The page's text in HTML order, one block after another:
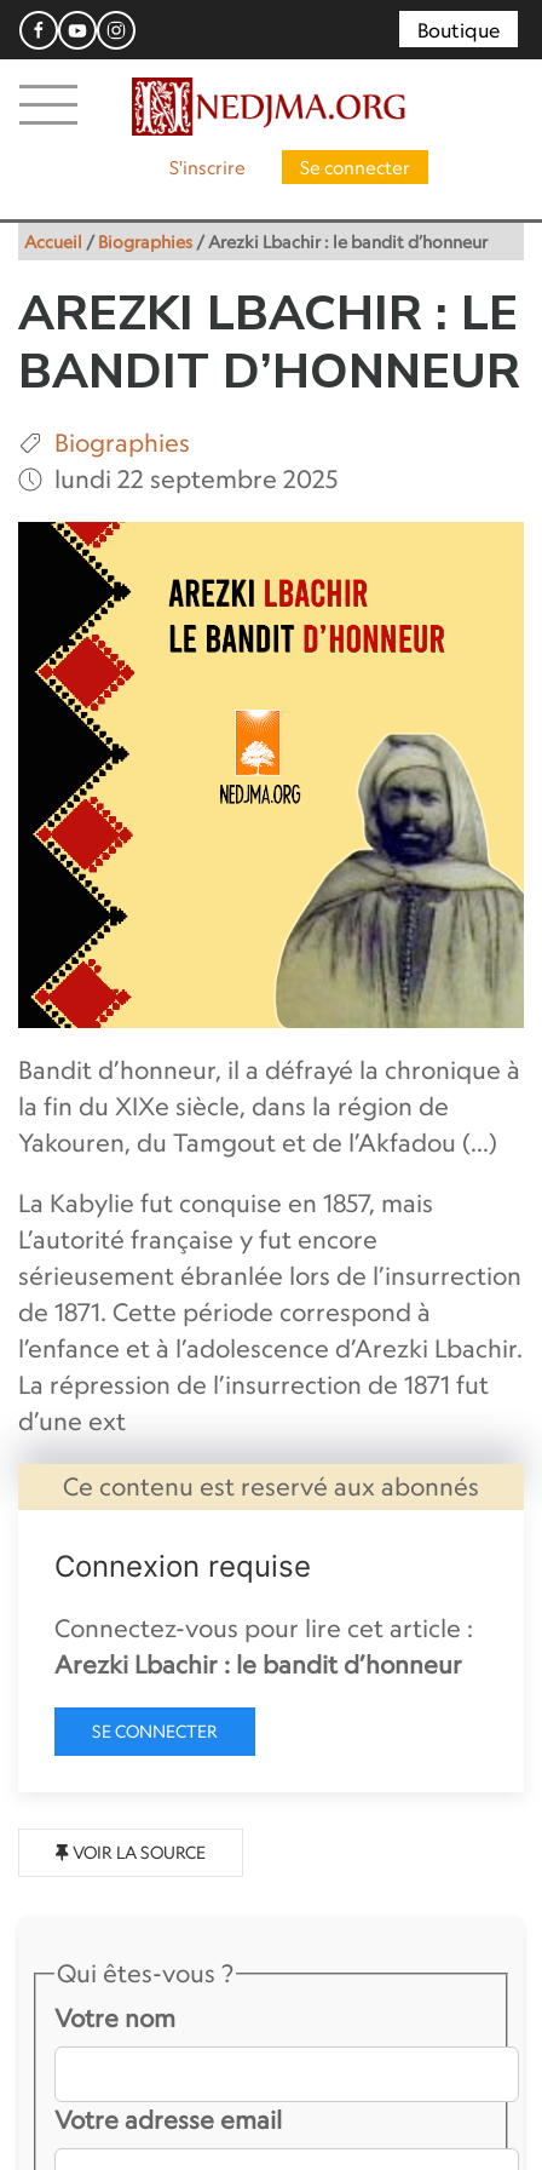
Boutique
S'inscrire Se connecter
Accueil /Biographies /Arezki Lbachir : le bandit d’honneur
AREZKI LBACHIR : LE
BANDIT D’HONNEUR
Biographies
lundi 22 septembre 2025
Bandit d’honneur, il a défrayé la chronique à
la fin du XIXe siècle, dans la région de
Yakouren, du Tamgout et de l’Akfadou (...)
La Kabylie fut conquise en 1857, mais
L’autorité française y fut encore
sérieusement ébranlée lors de l’insurrection
de 1871. Cette période correspond à
l’enfance et à l’adolescence d’Arezki Lbachir.
La répression de l’insurrection de 1871 fut
d’une ext
Ce contenu est reservé aux abonnés
Connexion requise
Connectez-vous pour lire cet article :
Arezki Lbachir : le bandit d’honneur
SE CONNECTER
VOIR LA SOURCE
Qui êtes-vous ?
Votre nom
Votre adresse email